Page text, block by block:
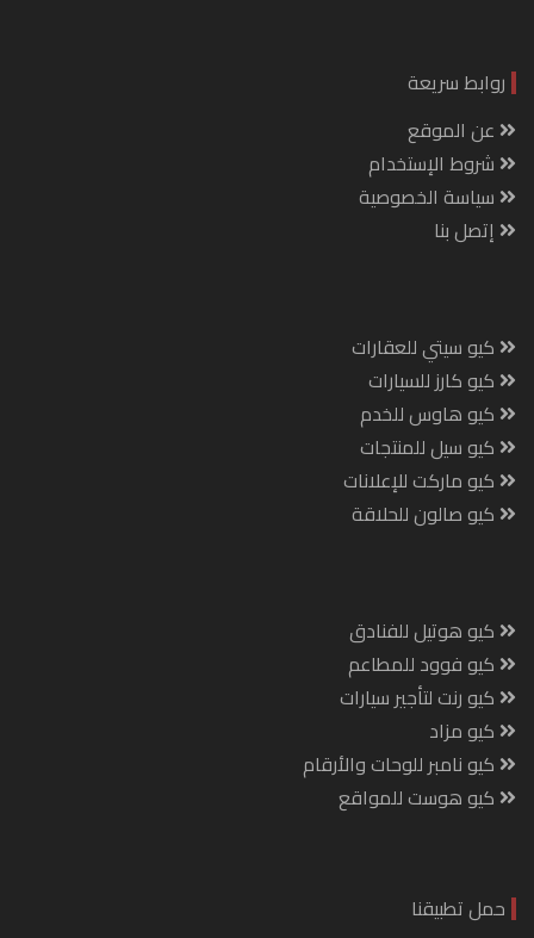
روابط سريعة
عن الموقع
شروط الإستخدام
سياسة الخصوصية
إتصل بنا
كيو سيتي للعقارات
كيو كارز للسيارات
كيو هاوس للخدم
كيو سيل للمنتجات
كيو ماركت للإعلانات
كيو صالون للحلاقة
كيو هوتيل للفنادق
كيو فوود للمطاعم
كيو رنت لتأجير سيارات
كيو مزاد
كيو نامبر للوحات والأرقام
كيو هوست للمواقع
حمل تطبيقنا